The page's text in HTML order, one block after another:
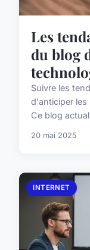
Les
du blog
Suivre les
d'anticiper
Ce blog
20 mai 2025
INTERNET